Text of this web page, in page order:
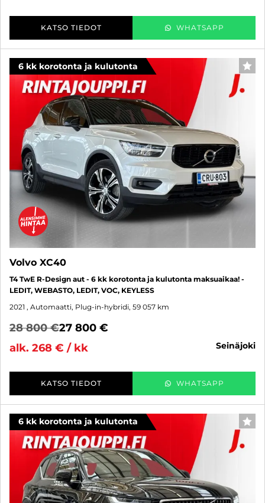
KATSO TIEDOT WHATSAPP
6 kk korotonta ja kulutonta
Volvo XC40
T4 TwE R-Design aut - 6 kk korotonta ja kulutonta maksuaikaa! -
LEDIT, WEBASTO, LEDIT, VOC, KEYLESS
2021 , Automaatti, Plug-in-hybridi, 59 057 km
28 800 €27 800 €
alk. 268 € / kk
seinäjoki
KATSO TIEDOT WHATSAPP
6 kk korotonta ja kulutonta